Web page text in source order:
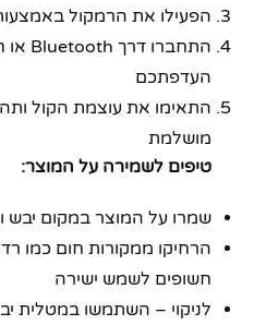
הפעילו את הרמקול
העדפתכם
התאימו את עוצמת הקול
מושלמת
טיפים לשמירה על המוצר:
שמרו על המוצר במקום יבש
הרחיקו ממקורות חום כמו
חשופים לשמש ישירה
לניקוי – השתמשו במטלית